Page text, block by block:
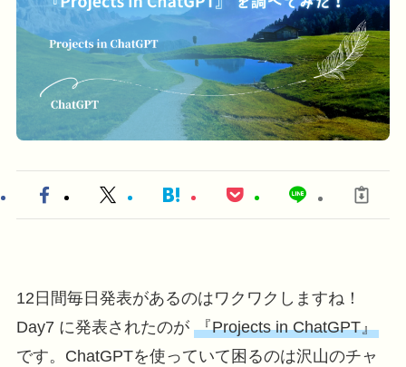
12日間毎日発表があるのはワクワクしますね！
Day7 に発表されたのが 『Projects in ChatGPT』
です。ChatGPTを使っていて困るのは沢山のチャ